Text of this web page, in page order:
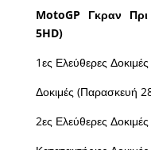
MotoGP Γκραν Πρι
5HD)
1ες Ελεύθερες
Δοκιμές (Παρασκευή
2ες Ελεύθερες